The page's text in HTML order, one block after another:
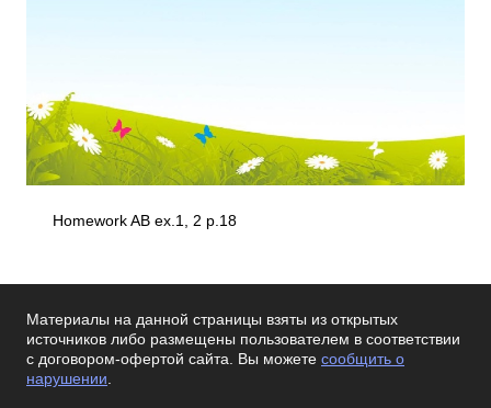
Homework AB ex.1, 2 p.18
Материалы на данной страницы взяты из открытых
источников либо размещены пользователем в соответствии
с договором-офертой сайта. Вы можете сообщить о
нарушении.